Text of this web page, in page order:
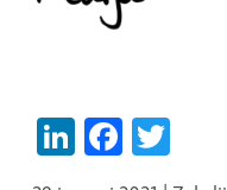
LinkedIn